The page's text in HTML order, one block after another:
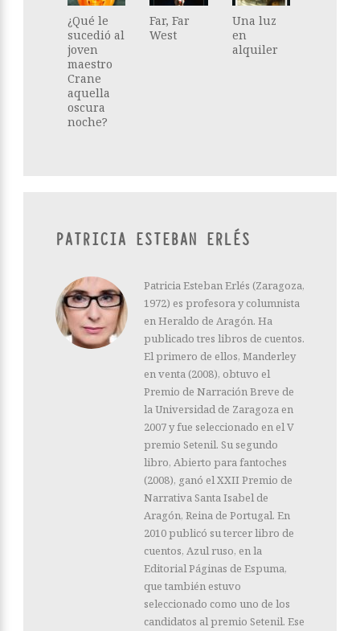
¿Qué le
sucedió al
joven
maestro
Crane
aquella
oscura
noche?
Far, Far
West
Una luz
en
alquiler
PATRICIA ESTEBAN ERLÉS
Patricia Esteban Erlés (Zaragoza,
1972) es profesora y columnista
en Heraldo de Aragón. Ha
publicado tres libros de cuentos.
El primero de ellos, Manderley
en venta (2008), obtuvo el
Premio de Narración Breve de
la Universidad de Zaragoza en
2007 y fue seleccionado en el V
premio Setenil. Su segundo
libro, Abierto para fantoches
(2008), ganó el XXII Premio de
Narrativa Santa Isabel de
Aragón, Reina de Portugal. En
2010 publicó su tercer libro de
cuentos, Azul ruso, en la
Editorial Páginas de Espuma,
que también estuvo
seleccionado como uno de los
candidatos al premio Setenil. Ese